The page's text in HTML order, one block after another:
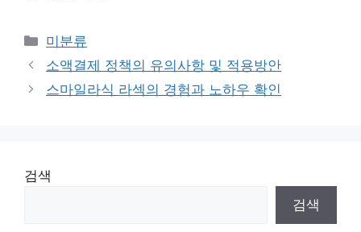
Categories
미분류
소액결제 정책의 유의사항 및 적용방안
스마일라식 라섹의 경험과 노하우 확인
검색
검색